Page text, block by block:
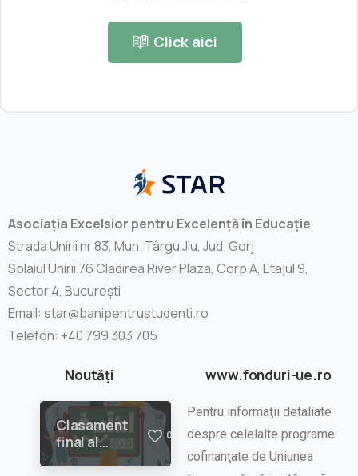
Click aici
Asociația Excelsior pentru Excelență în Educație
Strada Unirii nr 83, Mun. Târgu Jiu, Jud. Gorj
Splaiul Unirii 76 Cladirea River Plaza, Corp A, Etajul 9,
Sector 4, București
Email: star@banipentrustudenti.ro
Telefon: +40 799 303 705
Noutăți
Clasament
final al
evaluării
0
www.fonduri-ue.ro
Pentru informaţii detaliate
despre celelalte programe
cofinanţate de Uniunea